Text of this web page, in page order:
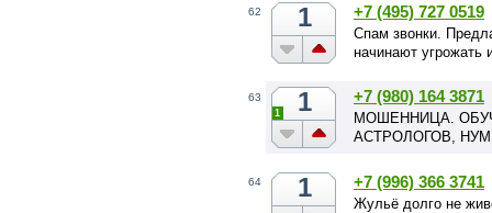
62 1 +7 (495) 727 0519
Спам звонки.
начинают угрожать
63 1
1
+7 (980) 164 3871
МОШЕННИЦА.
АСТРОЛОГОВ,
64 1 +7 (996) 366 3741
Жульё долго не